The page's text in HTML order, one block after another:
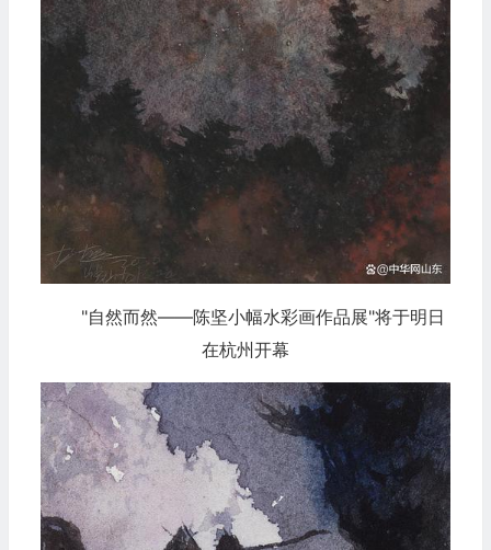
"自然而然——陈坚小幅水彩画作品展"将于明日
在杭州开幕